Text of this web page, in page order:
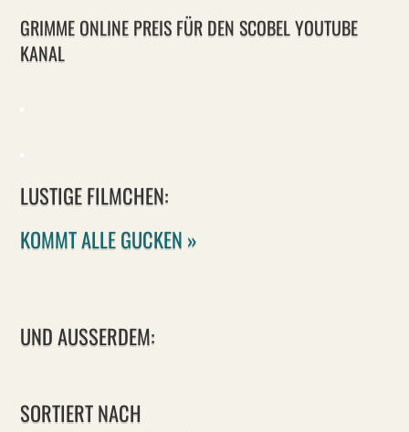
GRIMME ONLINE PREIS FÜR DEN SCOBEL YOUTUBE
KANAL
LUSTIGE FILMCHEN:
KOMMT ALLE GUCKEN »
UND AUSSERDEM:
SORTIERT NACH